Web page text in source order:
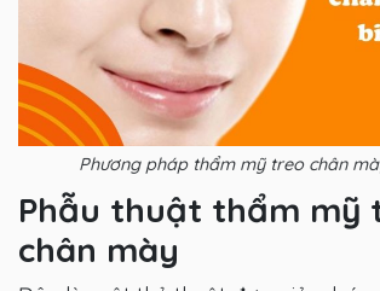
Phương pháp thẩm mỹ treo chân
Phẫu thuật thẩm mỹ
chân mày